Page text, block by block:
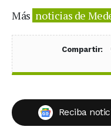
Más noticias de
Compartir:
Reciba